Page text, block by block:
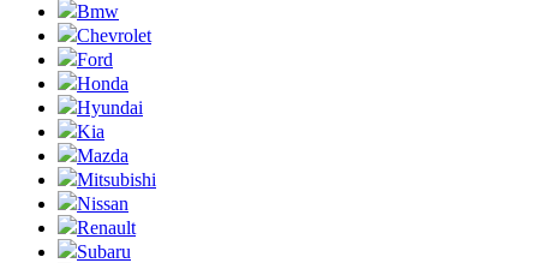
Bmw
Chevrolet
Ford
Honda
Hyundai
Kia
Mazda
Mitsubishi
Nissan
Renault
Subaru